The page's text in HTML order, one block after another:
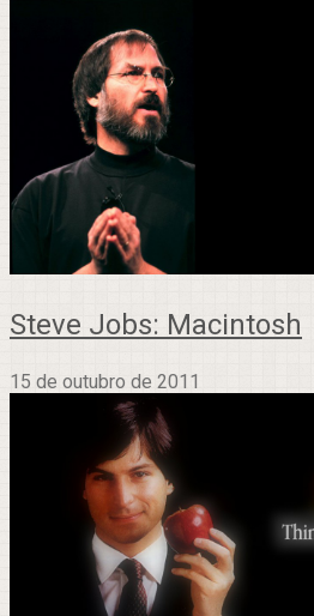
Steve Jobs: Macintosh
15 de outubro de 2011